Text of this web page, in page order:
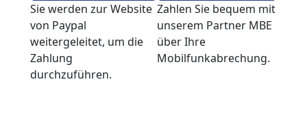
Sie werden zur Website
von Paypal
weitergeleitet, um die
Zahlung
durchzuführen.
Zahlen Sie bequem mit
unserem Partner MBE
über Ihre
Mobilfunkabrechung.